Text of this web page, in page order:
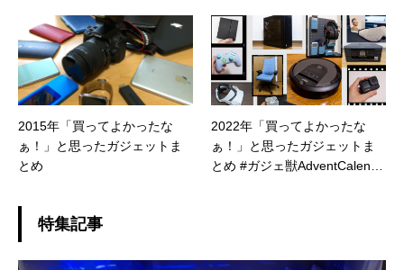
2015年「買ってよかったな
ぁ！」と思ったガジェットま
とめ
2022年「買ってよかったな
ぁ！」と思ったガジェットま
とめ #ガジェ獣AdventCalenda
特集記事